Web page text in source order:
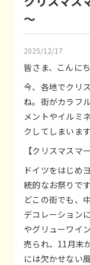
～
2025/12/17
皆さま、こんに
今、各地でクリ
ね。街がカラフ
メントやイルミ
クしてしまいま
【クリスマスマ
ドイツをはじめ
統的なお祭りで
どこの街でも、
デコレーション
やグリューワイ
売られ、11月末
には欠かせない